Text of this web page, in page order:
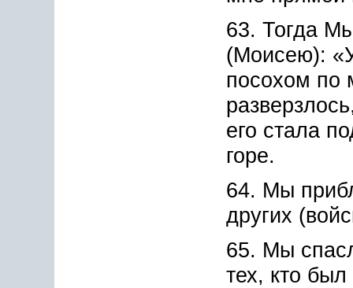
63. Тогда
(Моисею):
посохом
его стала
горе.
64. Мы
других
65. Мы
тех, кто